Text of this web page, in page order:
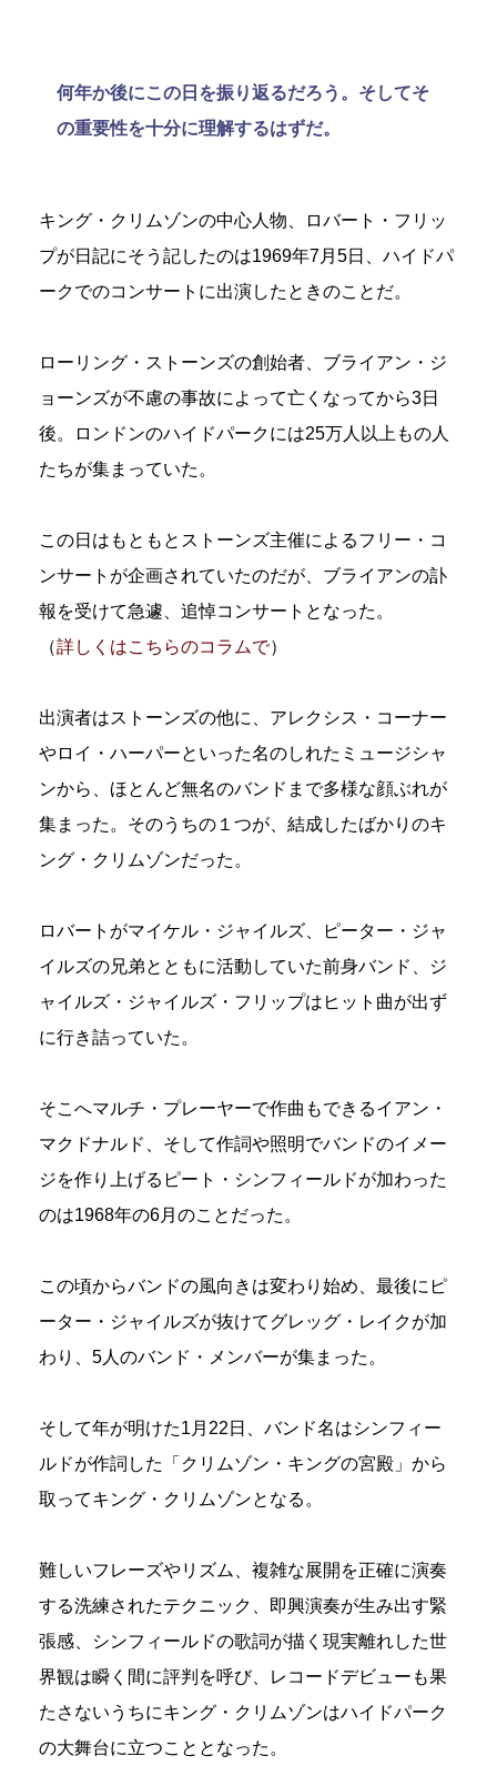
何年か後にこの日を振り返るだろう。そしてそ
の重要性を十分に理解するはずだ。
キング・クリムゾンの中心人物、ロバート・フリッ
プが日記にそう記したのは1969年7月5日、ハイドパ
ークでのコンサートに出演したときのことだ。
ローリング・ストーンズの創始者、ブライアン・ジ
ョーンズが不慮の事故によって亡くなってから3日
後。ロンドンのハイドパークには25万人以上もの人
たちが集まっていた。
この日はもともとストーンズ主催によるフリー・コ
ンサートが企画されていたのだが、ブライアンの訃
報を受けて急遽、追悼コンサートとなった。
（詳しくはこちらのコラムで）
出演者はストーンズの他に、アレクシス・コーナー
やロイ・ハーパーといった名のしれたミュージシャ
ンから、ほとんど無名のバンドまで多様な顔ぶれが
集まった。そのうちの１つが、結成したばかりのキ
ング・クリムゾンだった。
ロバートがマイケル・ジャイルズ、ピーター・ジャ
イルズの兄弟とともに活動していた前身バンド、ジ
ャイルズ・ジャイルズ・フリップはヒット曲が出ず
に行き詰っていた。
そこへマルチ・プレーヤーで作曲もできるイアン・
マクドナルド、そして作詞や照明でバンドのイメー
ジを作り上げるピート・シンフィールドが加わった
のは1968年の6月のことだった。
この頃からバンドの風向きは変わり始め、最後にピ
ーター・ジャイルズが抜けてグレッグ・レイクが加
わり、5人のバンド・メンバーが集まった。
そして年が明けた1月22日、バンド名はシンフィー
ルドが作詞した「クリムゾン・キングの宮殿」から
取ってキング・クリムゾンとなる。
難しいフレーズやリズム、複雑な展開を正確に演奏
する洗練されたテクニック、即興演奏が生み出す緊
張感、シンフィールドの歌詞が描く現実離れした世
界観は瞬く間に評判を呼び、レコードデビューも果
たさないうちにキング・クリムゾンはハイドパーク
の大舞台に立つこととなった。